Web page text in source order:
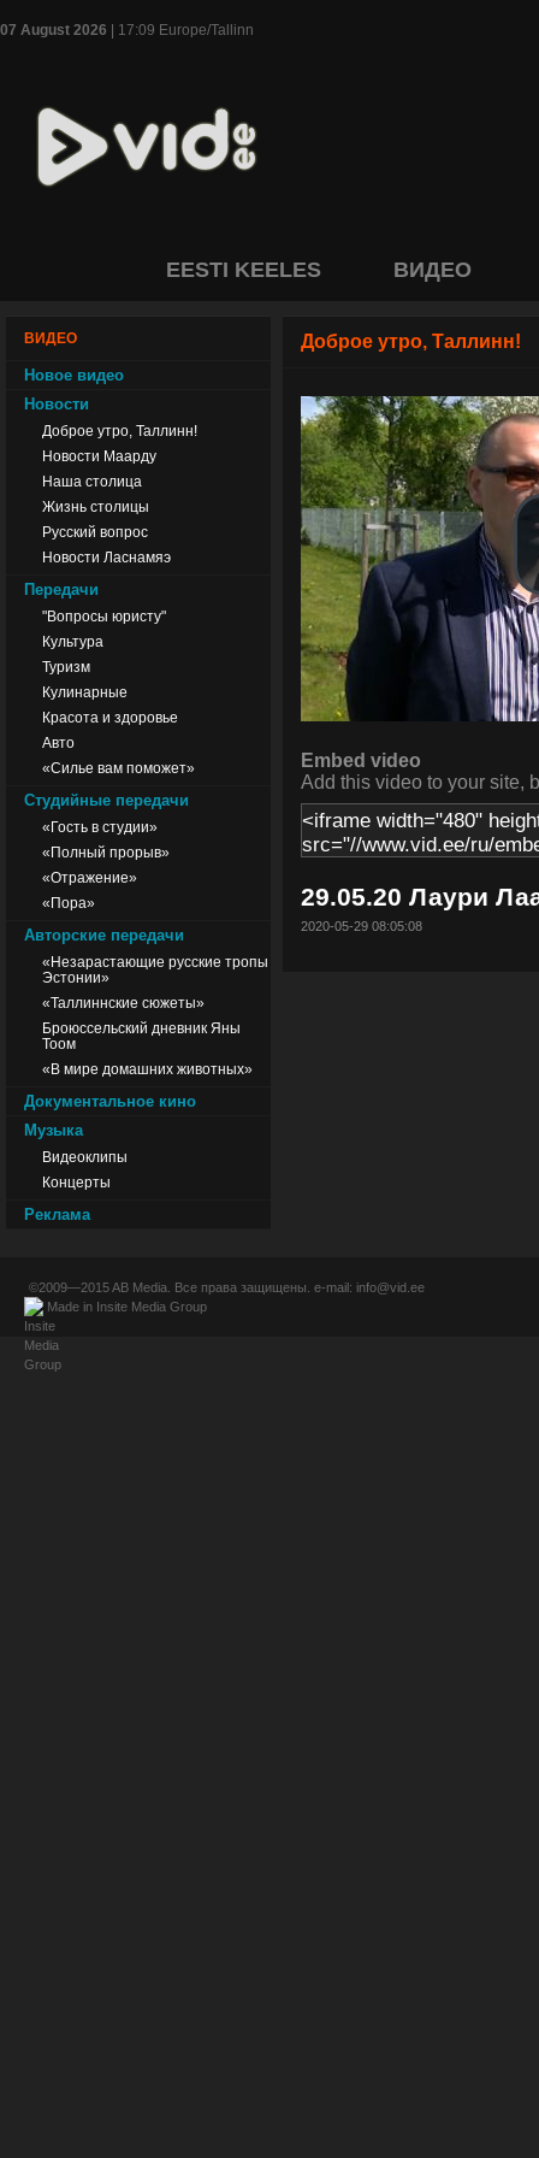
07 August 2026 | 17:09 Europe/Tallinn
EESTI KEELES ВИДЕО
ВИДЕО
Новое видео
Новости
Доброе утро, Таллинн!
Новости Маарду
Наша столица
Жизнь столицы
Русский вопрос
Новости Ласнамяэ
Передачи
"Вопросы юристу"
Культура
Туризм
Кулинарные
Красота и здоровье
Авто
«Силье вам поможет»
Студийные передачи
«Гость в студии»
«Полный прорыв»
«Отражение»
«Пора»
Авторские передачи
«Незарастающие русские тропы
Эстонии»
«Таллиннские сюжеты»
Броюссельский дневник Яны
Тоом
«В мире домашних животных»
Документальное кино
Музыка
Видеоклипы
Концерты
Реклама
Доброе утро, Таллинн!
Embed video
Add this video to your site,
29.05.20 Лаури
2020-05-29 08:05:08
©2009—2015AB Media . Все права защищены. e-mail: info@vid.ee
Made in Insite Media Group